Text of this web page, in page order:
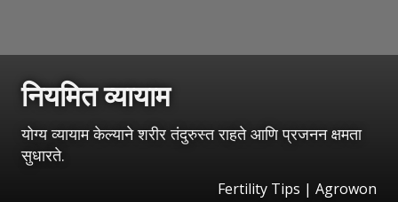
नियमित व्यायाम
योग्य व्यायाम केल्याने शरीर तंदुरुस्त राहते आणि प्रजनन क्षमता
सुधारते.
Fertility Tips | Agrowon